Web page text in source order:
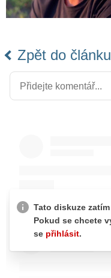
Zpět do článku